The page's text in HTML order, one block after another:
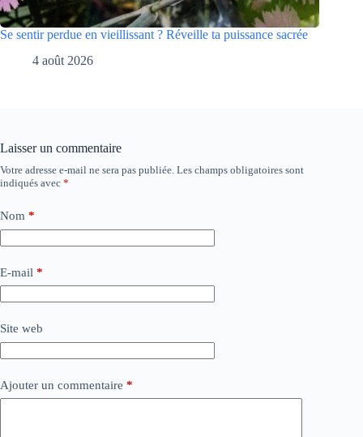
Se sentir perdue en vieillissant ? Réveille ta puissance sacrée
4 août 2026
Laisser un commentaire
Votre adresse e-mail ne sera pas publiée. Les champs obligatoires sont
indiqués avec *
Nom *
E-mail *
Site web
Ajouter un commentaire *